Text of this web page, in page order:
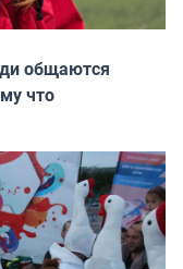
общаются
что